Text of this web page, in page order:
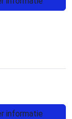
informatie